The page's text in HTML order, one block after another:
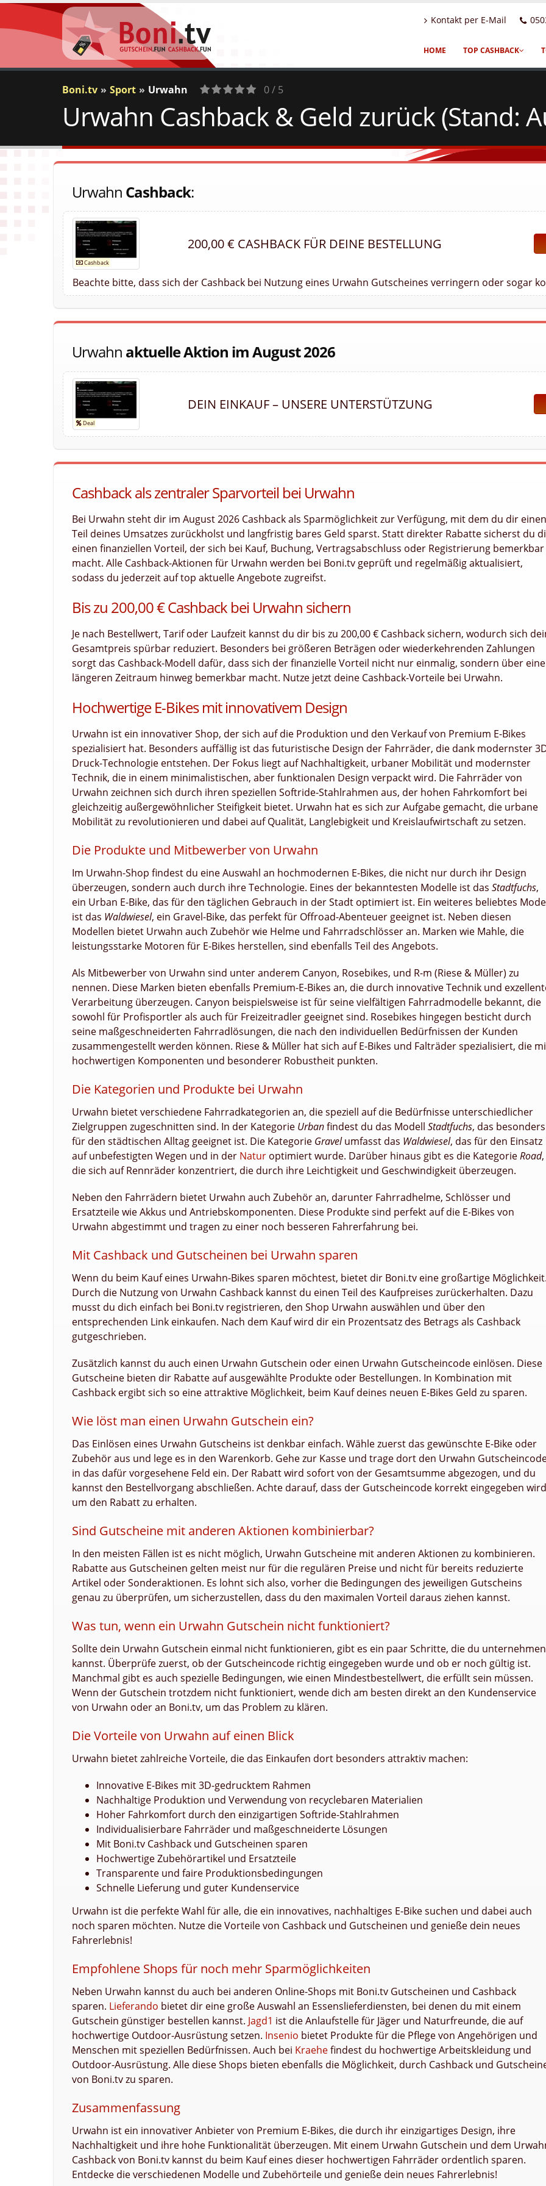
Kontakt per E-Mail
HOME TOP CASHBACK
Boni.tv Sport Urwahn
0Votes
0 / 5
Urwahn Cashback & Geld zurück (Stand:
Urwahn Cashback:
200,00 € CASHBACK FÜR DEINE BESTELLUNG
Beachte bitte, dass sich der Cashback bei Nutzung eines Urwahn Gutscheines verringern oder sogar
Urwahn aktuelle Aktion im August 2026
DEIN EINKAUF – UNSERE UNTERSTÜTZUNG
Cashback als zentraler Sparvorteil bei Urwahn
Bei Urwahn steht dir im August 2026 Cashback als Sparmöglichkeit zur Verfügung, mit dem du dir einen
Teil deines Umsatzes zurückholst und langfristig bares Geld sparst. Statt direkter Rabatte sicherst du
einen finanziellen Vorteil, der sich bei Kauf, Buchung, Vertragsabschluss oder Registrierung bemerkbar
macht. Alle Cashback-Aktionen für Urwahn werden bei Boni.tv geprüft und regelmäßig aktualisiert,
sodass du jederzeit auf top aktuelle Angebote zugreifst.
Bis zu 200,00 € Cashback bei Urwahn sichern
Je nach Bestellwert, Tarif oder Laufzeit kannst du dir bis zu 200,00 € Cashback sichern, wodurch sich
Gesamtpreis spürbar reduziert. Besonders bei größeren Beträgen oder wiederkehrenden Zahlungen
sorgt das Cashback-Modell dafür, dass sich der finanzielle Vorteil nicht nur einmalig, sondern über
längeren Zeitraum hinweg bemerkbar macht. Nutze jetzt deine Cashback-Vorteile bei Urwahn.
Hochwertige E-Bikes mit innovativem Design
Urwahn ist ein innovativer Shop, der sich auf die Produktion und den Verkauf von Premium E-Bikes
spezialisiert hat. Besonders auffällig ist das futuristische Design der Fahrräder, die dank modernster
Druck-Technologie entstehen. Der Fokus liegt auf Nachhaltigkeit, urbaner Mobilität und modernster
Technik, die in einem minimalistischen, aber funktionalen Design verpackt wird. Die Fahrräder von
Urwahn zeichnen sich durch ihren speziellen Softride-Stahlrahmen aus, der hohen Fahrkomfort bei
gleichzeitig außergewöhnlicher Steifigkeit bietet. Urwahn hat es sich zur Aufgabe gemacht, die urbane
Mobilität zu revolutionieren und dabei auf Qualität, Langlebigkeit und Kreislaufwirtschaft zu setzen.
Die Produkte und Mitbewerber von Urwahn
Im Urwahn-Shop findest du eine Auswahl an hochmodernen E-Bikes, die nicht nur durch ihr Design
überzeugen, sondern auch durch ihre Technologie. Eines der bekanntesten Modelle ist das Stadtfuchs,
ein Urban E-Bike, das für den täglichen Gebrauch in der Stadt optimiert ist. Ein weiteres beliebtes
ist das Waldwiesel, ein Gravel-Bike, das perfekt für Offroad-Abenteuer geeignet ist. Neben diesen
Modellen bietet Urwahn auch Zubehör wie Helme und Fahrradschlösser an. Marken wie Mahle, die
leistungsstarke Motoren für E-Bikes herstellen, sind ebenfalls Teil des Angebots.
Als Mitbewerber von Urwahn sind unter anderem Canyon, Rosebikes, und R-m (Riese & Müller) zu
nennen. Diese Marken bieten ebenfalls Premium-E-Bikes an, die durch innovative Technik und
Verarbeitung überzeugen. Canyon beispielsweise ist für seine vielfältigen Fahrradmodelle bekannt, die
sowohl für Profisportler als auch für Freizeitradler geeignet sind. Rosebikes hingegen besticht durch
seine maßgeschneiderten Fahrradlösungen, die nach den individuellen Bedürfnissen der Kunden
zusammengestellt werden können. Riese & Müller hat sich auf E-Bikes und Falträder spezialisiert, die
hochwertigen Komponenten und besonderer Robustheit punkten.
Die Kategorien und Produkte bei Urwahn
Urwahn bietet verschiedene Fahrradkategorien an, die speziell auf die Bedürfnisse unterschiedlicher
Zielgruppen zugeschnitten sind. In der Kategorie Urbanfindest du das Modell Stadtfuchs, das besonders
für den städtischen Alltag geeignet ist. Die Kategorie Gravelumfasst das Waldwiesel, das für den Einsatz
auf unbefestigten Wegen und in der Natur optimiert wurde. Darüber hinaus gibt es die KategorieRoad,
die sich auf Rennräder konzentriert, die durch ihre Leichtigkeit und Geschwindigkeit überzeugen.
Neben den Fahrrädern bietet Urwahn auch Zubehör an, darunter Fahrradhelme, Schlösser und
Ersatzteile wie Akkus und Antriebskomponenten. Diese Produkte sind perfekt auf die E-Bikes von
Urwahn abgestimmt und tragen zu einer noch besseren Fahrerfahrung bei.
Mit Cashback und Gutscheinen bei Urwahn sparen
Wenn du beim Kauf eines Urwahn-Bikes sparen möchtest, bietet dir Boni.tv eine großartige
Durch die Nutzung von Urwahn Cashback kannst du einen Teil des Kaufpreises zurückerhalten. Dazu
musst du dich einfach bei Boni.tv registrieren, den Shop Urwahn auswählen und über den
entsprechenden Link einkaufen. Nach dem Kauf wird dir ein Prozentsatz des Betrags als Cashback
gutgeschrieben.
Zusätzlich kannst du auch einen Urwahn Gutschein oder einen Urwahn Gutscheincode einlösen. Diese
Gutscheine bieten dir Rabatte auf ausgewählte Produkte oder Bestellungen. In Kombination mit
Cashback ergibt sich so eine attraktive Möglichkeit, beim Kauf deines neuen E-Bikes Geld zu sparen.
Wie löst man einen Urwahn Gutschein ein?
Das Einlösen eines Urwahn Gutscheins ist denkbar einfach. Wähle zuerst das gewünschte E-Bike oder
Zubehör aus und lege es in den Warenkorb. Gehe zur Kasse und trage dort den Urwahn
in das dafür vorgesehene Feld ein. Der Rabatt wird sofort von der Gesamtsumme abgezogen, und du
kannst den Bestellvorgang abschließen. Achte darauf, dass der Gutscheincode korrekt eingegeben
um den Rabatt zu erhalten.
Sind Gutscheine mit anderen Aktionen kombinierbar?
In den meisten Fällen ist es nicht möglich, Urwahn Gutscheine mit anderen Aktionen zu kombinieren.
Rabatte aus Gutscheinen gelten meist nur für die regulären Preise und nicht für bereits reduzierte
Artikel oder Sonderaktionen. Es lohnt sich also, vorher die Bedingungen des jeweiligen Gutscheins
genau zu überprüfen, um sicherzustellen, dass du den maximalen Vorteil daraus ziehen kannst.
Was tun, wenn ein Urwahn Gutschein nicht funktioniert?
Sollte dein Urwahn Gutschein einmal nicht funktionieren, gibt es ein paar Schritte, die du unternehmen
kannst. Überprüfe zuerst, ob der Gutscheincode richtig eingegeben wurde und ob er noch gültig ist.
Manchmal gibt es auch spezielle Bedingungen, wie einen Mindestbestellwert, die erfüllt sein müssen.
Wenn der Gutschein trotzdem nicht funktioniert, wende dich am besten direkt an den Kundenservice
von Urwahn oder an Boni.tv, um das Problem zu klären.
Die Vorteile von Urwahn auf einen Blick
Urwahn bietet zahlreiche Vorteile, die das Einkaufen dort besonders attraktiv machen:
Innovative E-Bikes mit 3D-gedrucktem Rahmen
Nachhaltige Produktion und Verwendung von recyclebaren Materialien
Hoher Fahrkomfort durch den einzigartigen Softride-Stahlrahmen
Individualisierbare Fahrräder und maßgeschneiderte Lösungen
Mit Boni.tv Cashback und Gutscheinen sparen
Hochwertige Zubehörartikel und Ersatzteile
Transparente und faire Produktionsbedingungen
Schnelle Lieferung und guter Kundenservice
Urwahn ist die perfekte Wahl für alle, die ein innovatives, nachhaltiges E-Bike suchen und dabei auch
noch sparen möchten. Nutze die Vorteile von Cashback und Gutscheinen und genieße dein neues
Fahrerlebnis!
Empfohlene Shops für noch mehr Sparmöglichkeiten
Neben Urwahn kannst du auch bei anderen Online-Shops mit Boni.tv Gutscheinen und Cashback
sparen. Lieferando bietet dir eine große Auswahl an Essenslieferdiensten, bei denen du mit einem
Gutschein günstiger bestellen kannst. Jagd1 ist die Anlaufstelle für Jäger und Naturfreunde, die auf
hochwertige Outdoor-Ausrüstung setzen. Insenio bietet Produkte für die Pflege von Angehörigen und
Menschen mit speziellen Bedürfnissen. Auch bei Kraehefindest du hochwertige Arbeitskleidung und
Outdoor-Ausrüstung. Alle diese Shops bieten ebenfalls die Möglichkeit, durch Cashback und
von Boni.tv zu sparen.
Zusammenfassung
Urwahn ist ein innovativer Anbieter von Premium E-Bikes, die durch ihr einzigartiges Design, ihre
Nachhaltigkeit und ihre hohe Funktionalität überzeugen. Mit einem Urwahn Gutschein und dem
Cashback von Boni.tv kannst du beim Kauf eines dieser hochwertigen Fahrräder ordentlich sparen.
Entdecke die verschiedenen Modelle und Zubehörteile und genieße dein neues Fahrerlebnis!